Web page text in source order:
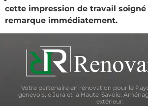
cette impression de travail soigné
remarque immédiatement.
Votre partenaire en rénovation pour le
genevois,le Jura et la Haute-Savoie.
extérieur.